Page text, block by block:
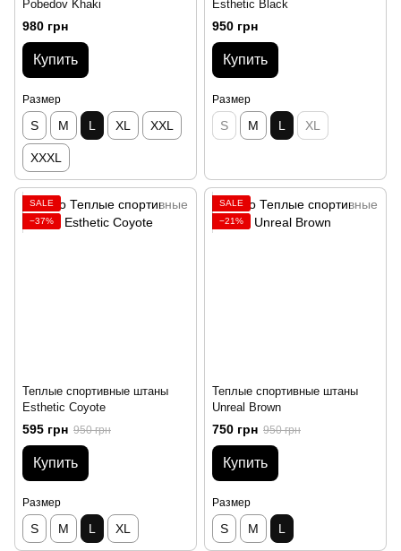
Pobedov Khaki
980 грн
Купить
Размер
S M L XL XXL
XXXL
Esthetic Black
950 грн
Купить
Размер
S M L XL
SALE
−37%
Теплые спортивные штаны
Esthetic Coyote
595 грн 950 грн
Купить
Размер
S M L XL
SALE
−21%
Теплые спортивные штаны
Unreal Brown
750 грн 950 грн
Купить
Размер
S M L